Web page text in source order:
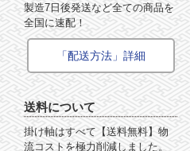
製造7日後発送など全ての商品を
全国に速配！
「配送方法」詳細
送料について
掛け軸はすべて【送料無料】物
流コストを極力削減しました。